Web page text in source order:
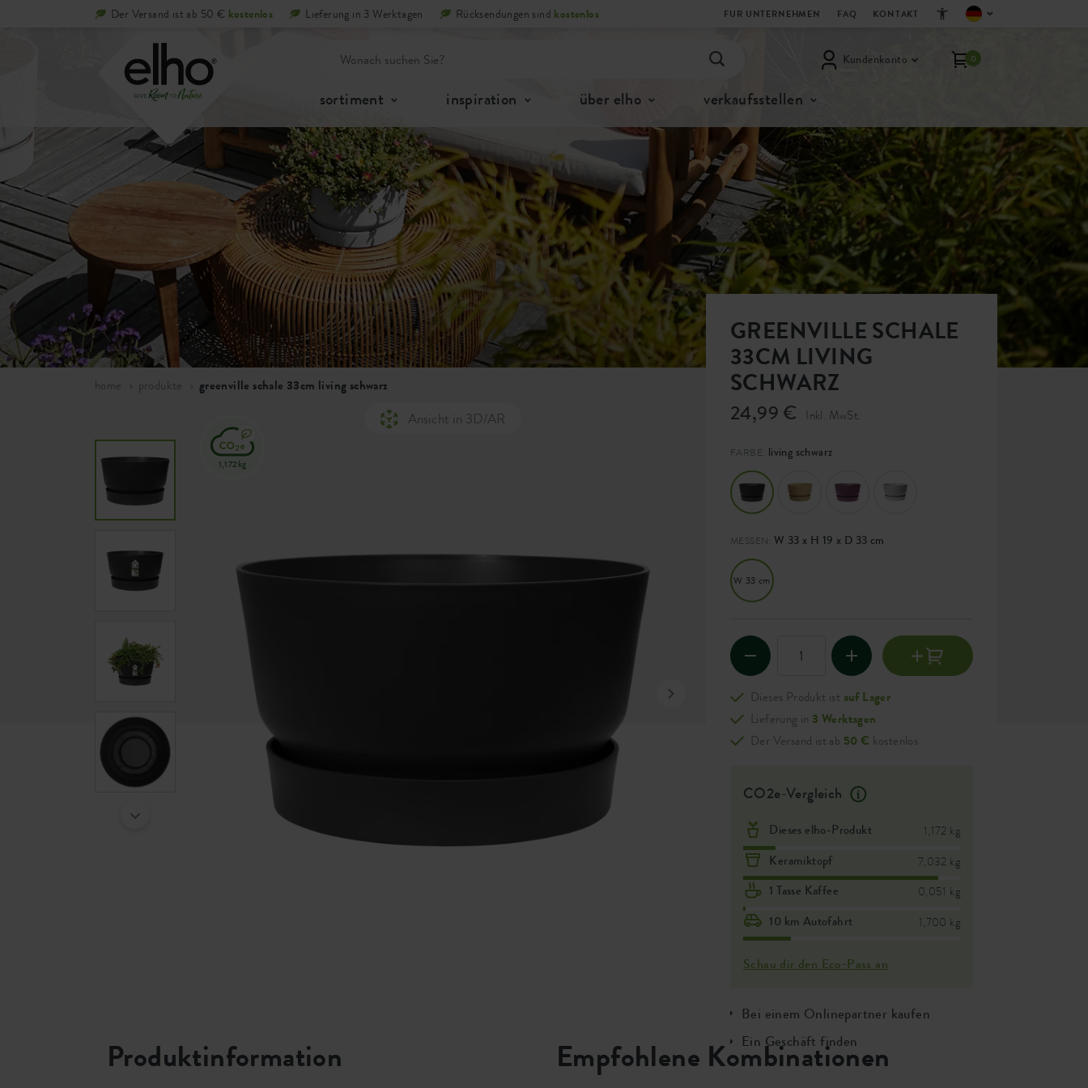
Der Versand ist ab 50 € kostenlos Lieferung in 3 Werktagen Rücksendungen sind kostenlos FUR UNTERNEHMEN FAQ KONTAKT
Kundenkonto 0
sortiment inspiration über elho verkaufsstellen
home produkte greenville schale 33cm living schwarz
GREENVILLE SCHALE
33CM LIVING
SCHWARZ
24,99 € Inkl. MwSt.
FARBE: living schwarz
MESSEN: W 33 x H 19 x D 33 cm
W 33 cm
Dieses Produkt ist auf Lager
Lieferung in 3 Werktagen
Der Versand ist ab 50 € kostenlos
CO2e-Vergleich
Dieses elho-Produkt 1,172 kg
Keramiktopf 7,032 kg
1 Tasse Kaffee 0,051 kg
10 km Autofahrt 1,700 kg
Schau dir den Eco-Pass an
Bei einem Onlinepartner kaufen
Ein Geschäft finden
1,172kg
Ansicht in 3D/AR
Produktinformation Empfohlene Kombinationen